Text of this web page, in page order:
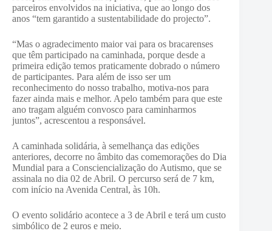
parceiros envolvidos na iniciativa, que ao longo dos
anos “tem garantido a sustentabilidade do projecto”.
“Mas o agradecimento maior vai para os bracarenses
que têm participado na caminhada, porque desde a
primeira edição temos praticamente dobrado o número
de participantes. Para além de isso ser um
reconhecimento do nosso trabalho, motiva-nos para
fazer ainda mais e melhor. Apelo também para que este
ano tragam alguém convosco para caminharmos
juntos”, acrescentou a responsável.
A caminhada solidária, à semelhança das edições
anteriores, decorre no âmbito das comemorações do Dia
Mundial para a Consciencialização do Autismo, que se
assinala no dia 02 de Abril. O percurso será de 7 km,
com início na Avenida Central, às 10h.
O evento solidário acontece a 3 de Abril e terá um custo
simbólico de 2 euros e meio.